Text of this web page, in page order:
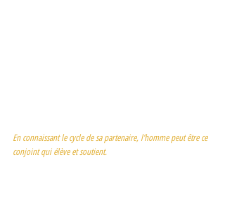
En connaissant le cycle de sa partenaire, l’homme peut être ce
conjoint qui élève et soutient.